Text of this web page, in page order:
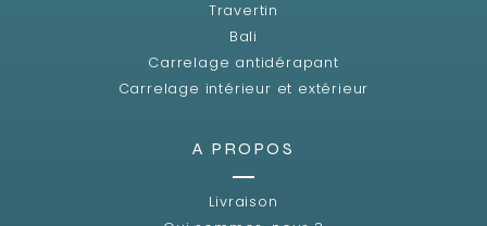
Travertin
Bali
Carrelage antidérapant
Carrelage intérieur et extérieur
A PROPOS
Livraison